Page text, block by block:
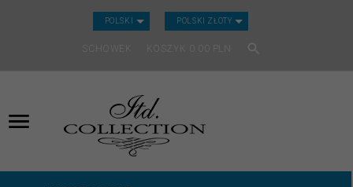
POLSKI CURRENCY_H
POLSKI ZŁOTY
SCHOWEK KOSZYK